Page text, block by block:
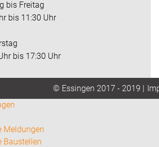
bis Freitag
bis 11:30 Uhr
bis 17:30 Uhr
© Essingen 2017 - 2019 |
Meldungen
Baustellen